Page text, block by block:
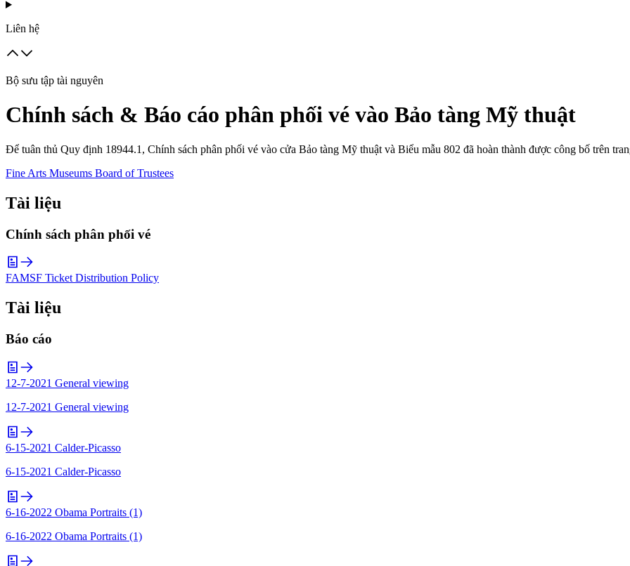
Liên hệ
Bộ sưu tập tài nguyên
Chính sách & Báo cáo phân phối vé vào Bảo tàng Mỹ thuật
Để tuân thủ Quy định 18944.1, Chính sách phân phối vé vào cửa Bảo tàng Mỹ thuật và Biểu mẫu 802 đã hoàn thành được công bố trên
Fine Arts Museums Board of Trustees
Tài liệu
Chính sách phân phối vé
FAMSF Ticket Distribution Policy
Tài liệu
Báo cáo
12-7-2021 General viewing
12-7-2021 General viewing
6-15-2021 Calder-Picasso
6-15-2021 Calder-Picasso
6-16-2022 Obama Portraits (1)
6-16-2022 Obama Portraits (1)